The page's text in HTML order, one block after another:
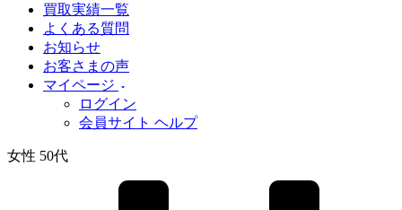
買取実績一覧
よくある質問
お知らせ
お客さまの声
マイページ
ログイン
会員サイト ヘルプ
女性 50代